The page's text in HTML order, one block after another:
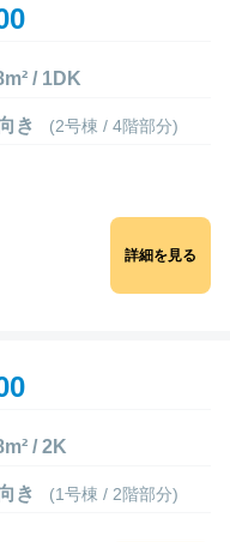
/ 1DK
き (2号棟 / 4階部分)
詳細を見る
/ 2K
き (1号棟 / 2階部分)